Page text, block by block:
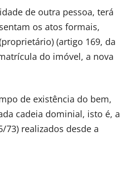
de outra pessoa, terá
os atos formais,
(artigo 169, da
do imóvel, a nova
de existência do bem,
cadeia dominial, isto é, a
73) realizados desde a